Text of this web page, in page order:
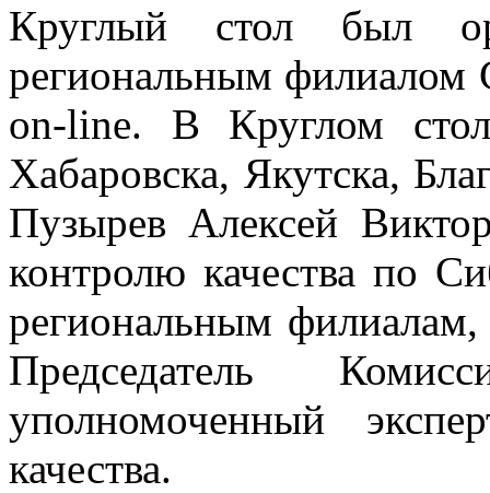
Круглый стол был
региональным
on-line. В Круглом
Хабаровска, Якутска,
Пузырев Алексей
контролю качества по
региональным
Председатель
уполномоченный
качества.